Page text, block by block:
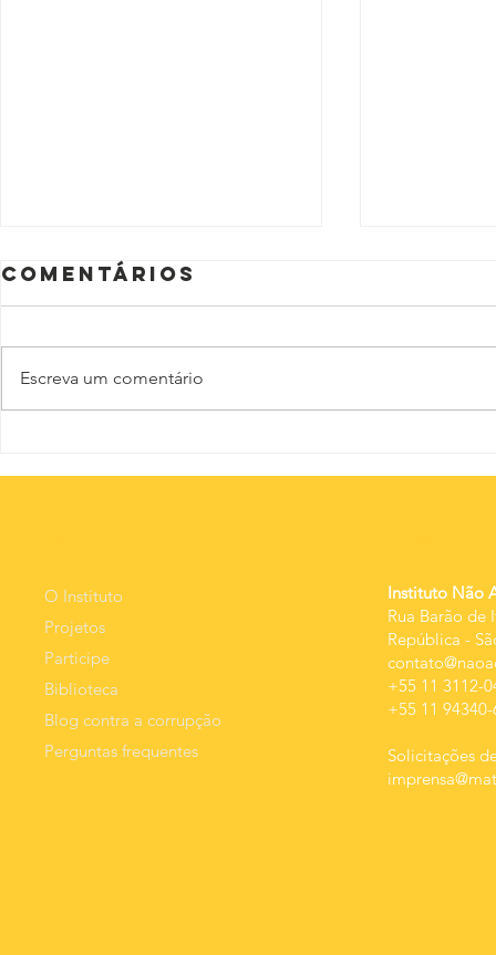
minimiza o
Comentários
Escreva um comentário
O Instituto
Projetos
Participe
Biblioteca
Blog contra a corrupção
Perguntas frequentes
Instituto Não
Rua Barão de
República -
+55 11 3112-
+55 11
Solicitações